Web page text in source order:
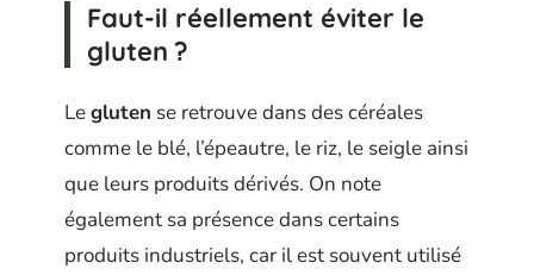
Faut-il réellement éviter le
gluten ?
Legluten se retrouve dans des céréales
comme le blé, l’épeautre, le riz, le seigle ainsi
que leurs produits dérivés. On note
également sa présence dans certains
produits industriels, car il est souvent utilisé